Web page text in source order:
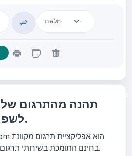
תהנה מהתרגום
לשפה התאילנדית.
בחינם התומכת בשירותי תרגום ב-130+ זוגות שפות.